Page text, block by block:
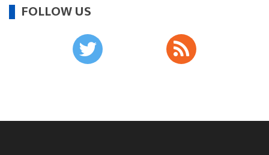
・健康増進普及月間
・歯ヂカラ探究月間
・職場の健康診断実施強化月間
FOLLOW US